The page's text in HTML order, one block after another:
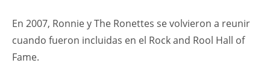
En 2007, Ronnie y The Ronettes se volvieron a reunir
cuando fueron incluidas en el Rock and Rool Hall of
Fame.